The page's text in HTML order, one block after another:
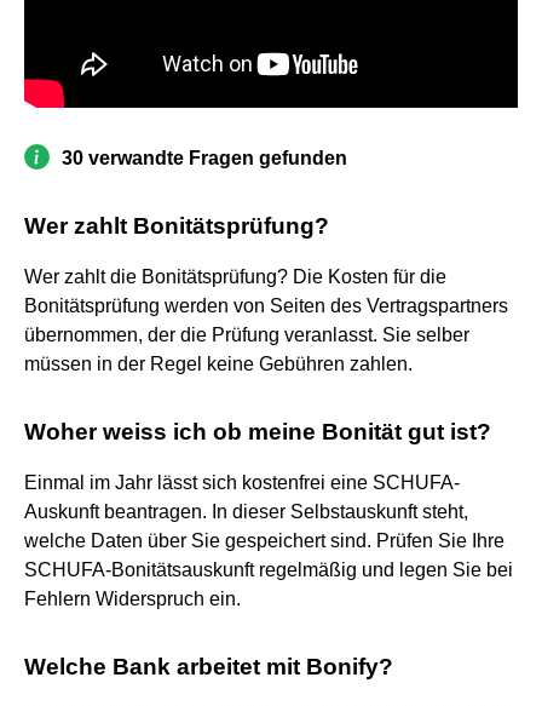
30 verwandte Fragen gefunden
Wer zahlt Bonitätsprüfung?
Wer zahlt die Bonitätsprüfung? Die Kosten für die
Bonitätsprüfung werden von Seiten des Vertragspartners
übernommen, der die Prüfung veranlasst. Sie selber
müssen in der Regel keine Gebühren zahlen.
Woher weiss ich ob meine Bonität gut ist?
Einmal im Jahr lässt sich kostenfrei eine SCHUFA-
Auskunft beantragen. In dieser Selbstauskunft steht,
welche Daten über Sie gespeichert sind. Prüfen Sie Ihre
SCHUFA-Bonitätsauskunft regelmäßig und legen Sie bei
Fehlern Widerspruch ein.
Welche Bank arbeitet mit Bonify?